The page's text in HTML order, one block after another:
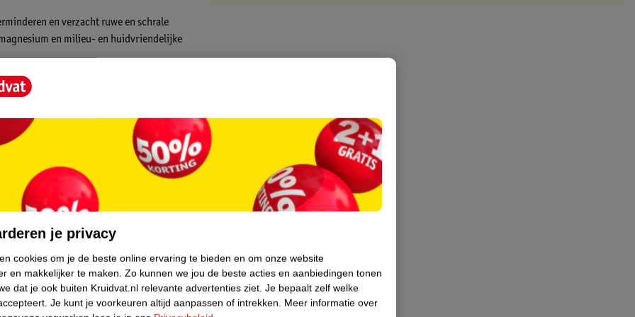
en verzacht ruwe en schrale
en milieu- en huidvriendelijke
je privacy
cookies om je de beste online ervaring te bieden en om onze website
en makkelijker te maken. Zo kunnen we jou de beste acties en aanbiedingen tonen
dat je ook buiten Kruidvat.nl relevante advertenties ziet. Je bepaalt zelf welke
Je kunt je voorkeuren altijd aanpassen of intrekken. Meer informatie over